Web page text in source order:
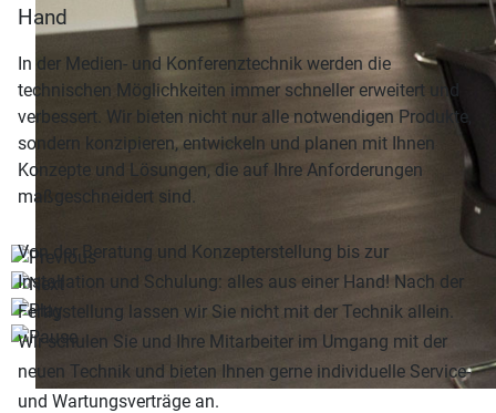
Hand
In der Medien- und Konferenztechnik werden die
technischen Möglichkeiten immer schneller erweitert und
verbessert. Wir bieten nicht nur alle notwendigen Produkte,
sondern konzipieren, entwickeln und planen mit Ihnen
Konzepte und Lösungen, die auf Ihre Anforderungen
maßgeschneidert sind.
Von der Beratung und Konzepterstellung bis zur
Installation und Schulung: alles aus einer Hand! Nach der
Fertigstellung lassen wir Sie nicht mit der Technik allein.
Wir schulen Sie und Ihre Mitarbeiter im Umgang mit der
neuen Technik und bieten Ihnen gerne individuelle Service-
und Wartungsverträge an.